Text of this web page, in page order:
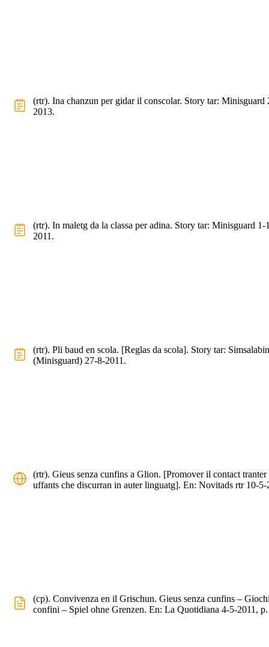
(rtr). Ina chanzun per gidar il conscolar. Story tar: Minisguard
2013.
(rtr). In maletg da la classa per adina. Story tar: Minisguard 1-
2011.
(rtr). Pli baud en scola. [Reglas da scola]. Story tar:
(Minisguard) 27-8-2011.
(rtr). Gieus senza cunfins a Glion. [Promover il contact tranter
uffants che discurran in auter linguatg]. En: Novitads rtr 10-5-
(cp). Convivenza en il Grischun. Gieus senza cunfins –
confini – Spiel ohne Grenzen. En: La Quotidiana 4-5-2011,